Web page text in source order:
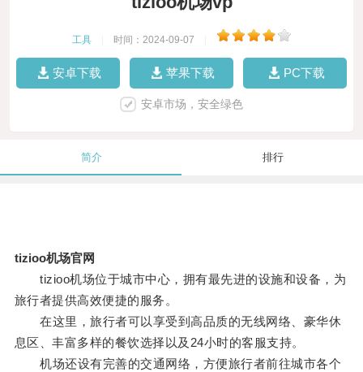
工具 时间：2024-09-07
安卓下载 苹果下载 PC下载
安卓市场，安全绿色
简介 排行
tizioo机场官网
tizioo机场位于城市中心，拥有最先进的设施和设备，为
旅行者提供高效便捷的服务。
在这里，旅行者可以享受到高品质的无线网络、豪华休
息区、丰富多样的餐饮选择以及24小时的客服支持。
机场还设有完善的交通网络，方便旅行者前往城市各个